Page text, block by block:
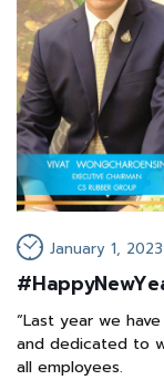
January 1, 2023
“Last year we
and dedicated to
all employees.